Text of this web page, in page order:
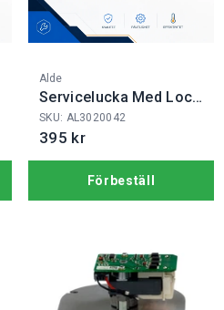
Fabrikat:
Alde
Servicelucka Med Lock
3020
SKU: AL3020042
395 kr
Förbeställ